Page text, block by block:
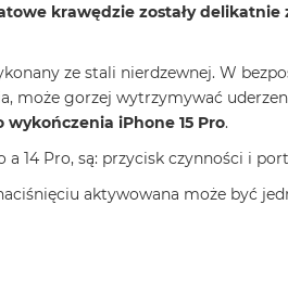
krawędzie zostały delikatnie
ze stali nierdzewnej. W
może gorzej wytrzymywać
iPhone 15 Pro.
14 Pro, są: przycisk czynności i port
aktywowana może być